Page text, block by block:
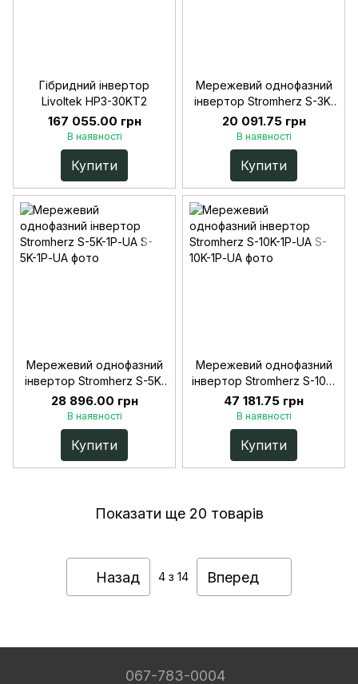
Гібридний інвертор
Livoltek HP3-30KT2
167 055.00 грн
В наявності
Купити
Мережевий однофазний
інвертор Stromherz S-3K-
1Р-UA
20 091.75 грн
В наявності
Купити
Мережевий однофазний
інвертор Stromherz S-5K-
1Р-UA
28 896.00 грн
В наявності
Купити
Мережевий однофазний
інвертор Stromherz S-10K-
1Р-UA
47 181.75 грн
В наявності
Купити
Показати ще 20 товарів
Назад 4 з 14 Вперед
067-783-0004